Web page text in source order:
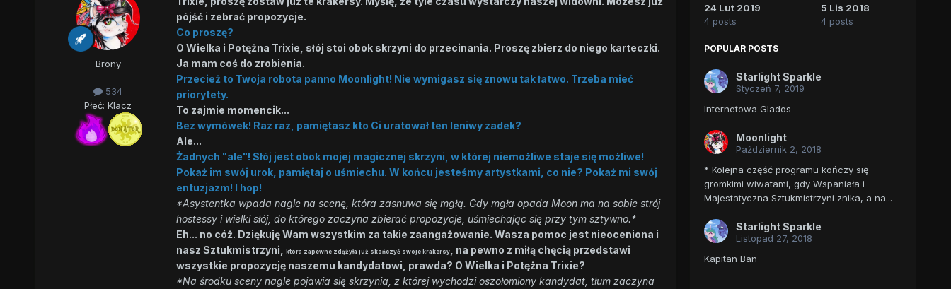
Brony
534
Płeć: Klacz
pójść i zebrać propozycje.
Co proszę?
O Wielka i Potężna Trixie, słój stoi obok skrzyni do przecinania. Proszę zbierz do niego karteczki.
Ja mam coś do zrobienia.
Przecież to Twoja robota panno Moonlight! Nie wymigasz się znowu tak łatwo. Trzeba mieć
priorytety.
To zajmie momencik...
Bez wymówek! Raz raz, pamiętasz kto Ci uratował ten leniwy zadek?
Ale...
Żadnych "ale"! Słój jest obok mojej magicznej skrzyni, w której niemożliwe staje się możliwe!
Pokaż im swój urok, pamiętaj o uśmiechu. W końcu jesteśmy artystkami, co nie? Pokaż mi swój
entuzjazm! I hop!
*Asystentka wpada nagle na scenę, która zasnuwa się mgłą. Gdy mgła opada Moon ma na sobie strój
hostessy i wielki słój, do którego zaczyna zbierać propozycje, uśmiechając się przy tym sztywno.*
Eh... no cóż. Dziękuję Wam wszystkim za takie zaangażowanie. Wasza pomoc jest nieoceniona i
nasz Sztukmistrzyni,
która zapewne zdążyła już skończyć swoje krakersy, na pewno z miłą chęcią przedstawi
wszystkie propozycję naszemu kandydatowi, prawda? O Wielka i Potężna Trixie?
*Na środku sceny nagle pojawia się skrzynia, z której wychodzi oszołomiony kandydat, tłum zaczyna
24 Lut 2019
4 posts
5 Lis 2018
4 posts
POPULAR POSTS
Starlight Sparkle
Styczeń 7, 2019
Internetowa Glados
Moonlight
Październik 2, 2018
* Kolejna część programu kończy się
gromkimi wiwatami, gdy Wspaniała i
Majestatyczna Sztukmistrzyni znika, a na...
Starlight Sparkle
Listopad 27, 2018
Kapitan Ban